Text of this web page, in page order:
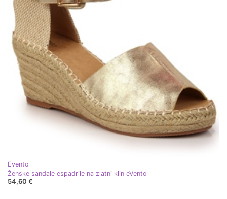
Evento
Ženske sandale espadrile na zlatni klin eVento
54,60 €